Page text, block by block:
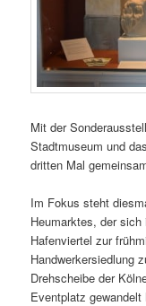
Mit der
Stadtmuseum und
dritten Mal
Im Fokus steht
Heumarktes, der
Hafenviertel zur
Handwerkersiedlung
Drehscheibe der
Eventplatz gewandelt